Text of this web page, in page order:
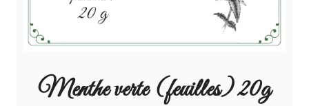
Menthe verte (feuilles) 20g